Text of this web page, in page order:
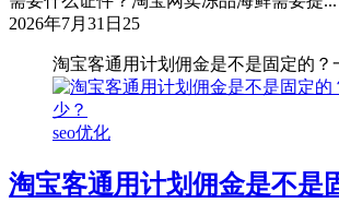
2026年7月31日 25
淘宝客通用计划佣金是不是固定的？
seo优化
淘宝客通用计划佣金是不是